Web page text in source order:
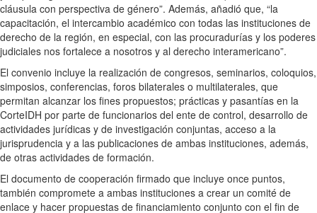
cláusula con perspectiva de género”. Además, añadió que, “la
capacitación, el intercambio académico con todas las instituciones de
derecho de la región, en especial, con las procuradurías y los poderes
judiciales nos fortalece a nosotros y al derecho interamericano”.
El convenio incluye la realización de congresos, seminarios, coloquios,
simposios, conferencias, foros bilaterales o multilaterales, que
permitan alcanzar los fines propuestos; prácticas y pasantías en la
CorteIDH por parte de funcionarios del ente de control, desarrollo de
actividades jurídicas y de investigación conjuntas, acceso a la
jurisprudencia y a las publicaciones de ambas instituciones, además,
de otras actividades de formación.
El documento de cooperación firmado que incluye once puntos,
también compromete a ambas instituciones a crear un comité de
enlace y hacer propuestas de financiamiento conjunto con el fin de